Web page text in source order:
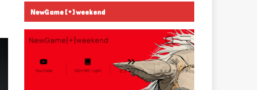
NewGame[+]weekend